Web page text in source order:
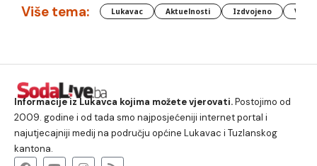
Više tema: Lukavac Aktuelnosti Izdvojeno
Informacije iz Lukavca kojima možete vjerovati.Postojimo od
2009. godine i od tada smo najposjećeniji internet portal i
najutjecajniji medij na području općine Lukavac i Tuzlanskog
kantona.